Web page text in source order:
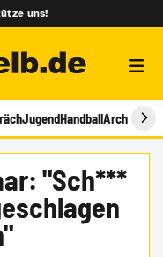
uns!
JugendHandballArchiv
"Sch***